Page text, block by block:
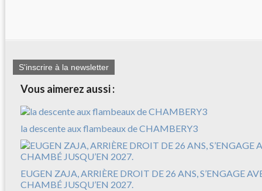
S'inscrire à la newsletter
Vous aimerez aussi :
la descente aux flambeaux de CHAMBERY3
EUGEN ZAJA, ARRIÈRE DROIT DE 26 ANS, S’ENGAGE
CHAMBÉ JUSQU’EN 2027.